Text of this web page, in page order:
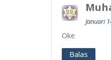
Januari
Oke
Balas